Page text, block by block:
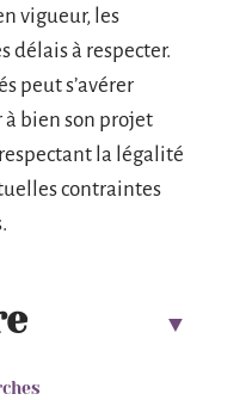
vigueur, les
délais à respecter.
peut s’avérer
bien son projet
la légalité
contraintes